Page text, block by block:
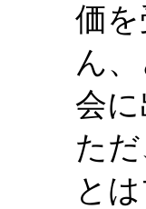
価
ん
会
た
と